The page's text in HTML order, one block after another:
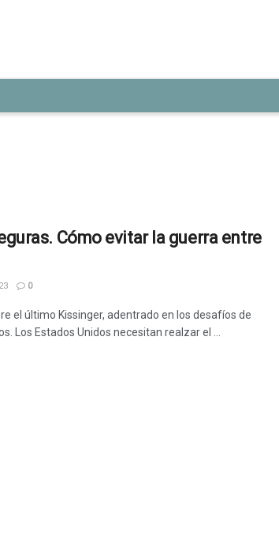
Cómo evitar la guerra entre
0
el último Kissinger, adentrado en los desafíos de
Los Estados Unidos necesitan realzar el ...